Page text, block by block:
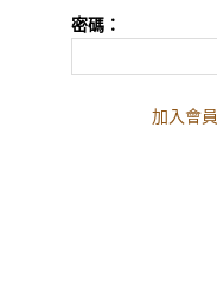
密碼：
加入會員